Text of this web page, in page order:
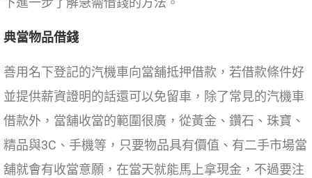
典當物品借錢
善用名下登記的汽機車向當舖抵押借款，若借款條件好
並提供薪資證明的話還可以免留車，除了常見的汽機車
借款外，當舖收當的範圍很廣，從黃金、鑽石、珠寶、
精品與3C、手機等，只要物品具有價值、有二手市場當
舖就會有收當意願，在當天就能馬上拿現金，不過要注